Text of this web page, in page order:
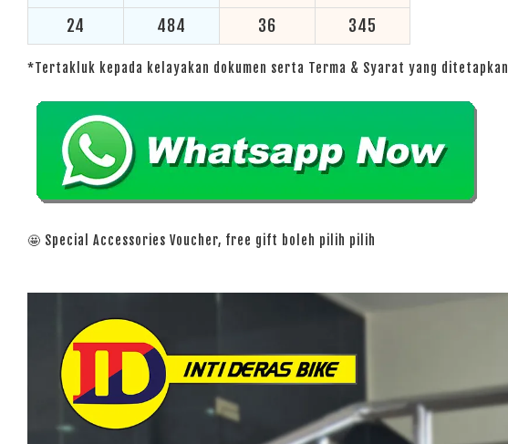
24
484 36 345
*Tertakluk kepada kelayakan dokumen serta Terma & Syarat yang ditetapkan
🤩 Special Accessories Voucher, free gift boleh pilih pilih